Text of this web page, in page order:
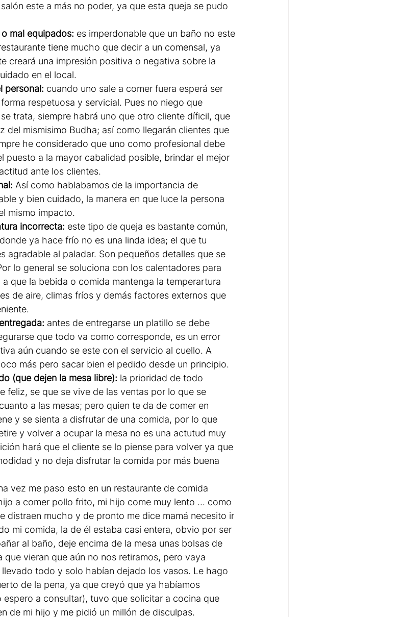
este a más no poder, ya que esta queja se pudo
mal equipados: es imperdonable que un baño no este
tiene mucho que decir a un comensal, ya
creará una impresión positiva o negativa sobre la
en el local.
personal: cuando uno sale a comer fuera esperá ser
respetuosa y servicial. Pues no niego que
trata, siempre habrá uno que otro cliente díficil, que
del mismisimo Budha; así como llegarán clientes que
he considerado que uno como profesional debe
puesto a la mayor cabalidad posible, brindar el mejor
ante los clientes.
Así como hablabamos de la importancia de
y bien cuidado, la manera en que luce la persona
mismo impacto.
incorrecta: este tipo de queja es bastante común,
ya hace frío no es una linda idea; el que tu
agradable al paladar. Son pequeños detalles que se
lo general se soluciona con los calentadores para
que la bebida o comida mantenga la temperartura
de aire, climas fríos y demás factores externos que
antes de entregarse un platillo se debe
que todo va como corresponde, es un error
aún cuando se este con el servicio al cuello. A
más pero sacar bien el pedido desde un principio.
(que dejen la mesa libre): la prioridad de todo
feliz, se que se vive de las ventas por lo que se
a las mesas; pero quien te da de comer en
y se sienta a disfrutar de una comida, por lo que
y volver a ocupar la mesa no es una actutud muy
hará que el cliente se lo piense para volver ya que
y no deja disfrutar la comida por más buena
vez me paso esto en un restaurante de comida
a comer pollo frito, mi hijo come muy lento ... como
distraen mucho y de pronto me dice mamá necesito ir
mi comida, la de él estaba casi entera, obvio por ser
al baño, deje encima de la mesa unas bolsas de
que vieran que aún no nos retiramos, pero vaya
todo y solo habían dejado los vasos. Le hago
de la pena, ya que creyó que ya habíamos
a consultar), tuvo que solicitar a cocina que
de mi hijo y me pidió un millón de disculpas.